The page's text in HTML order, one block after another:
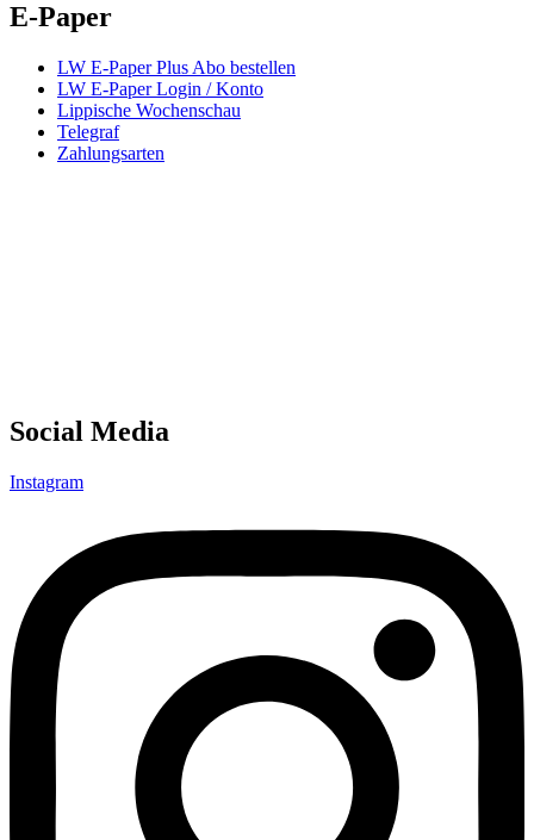
E-Paper
LW E-Paper Plus Abo bestellen
LW E-Paper Login / Konto
Lippische Wochenschau
Telegraf
Zahlungsarten
Social Media
Instagram